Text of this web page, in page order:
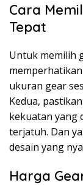
Cara
Tepat
Untuk memilih
ukuran gear
Kedua,
kekuatan yang
terjatuh. Dan
desain yang
Harga